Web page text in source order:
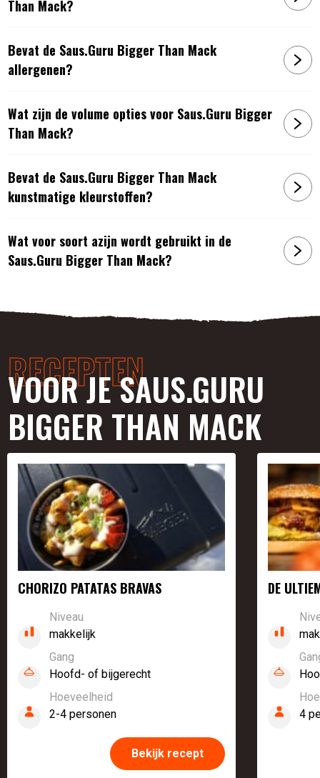
Than Mack?
Bevat de Saus.Guru Bigger Than Mack
allergenen?
Wat zijn de volume opties voor Saus.Guru Bigger
Than Mack?
Bevat de Saus.Guru Bigger Than Mack
kunstmatige kleurstoffen?
Wat voor soort azijn wordt gebruikt in de
Saus.Guru Bigger Than Mack?
RECEPTEN
VOOR JE SAUS.GURU
BIGGER THAN MACK
CHORIZO PATATAS BRAVAS
Niveau
makkelijk
Gang
Hoofd- of bijgerecht
Hoeveelheid
2-4 personen
Bekijk recept
DE
4